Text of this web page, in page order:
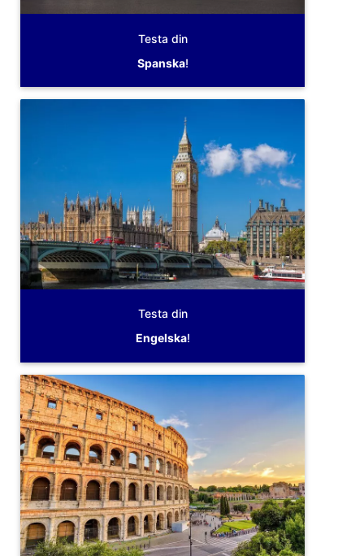
Testa din
Spanska!
Testa din
Engelska!